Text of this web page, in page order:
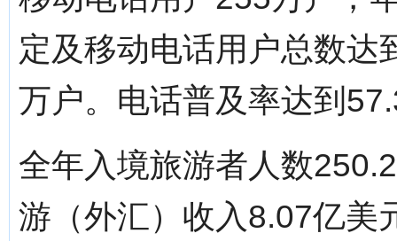
定及移动电话用户总数
万户。电话普及率达到
全年入境旅游者人数
游（外汇）收入8.07亿美